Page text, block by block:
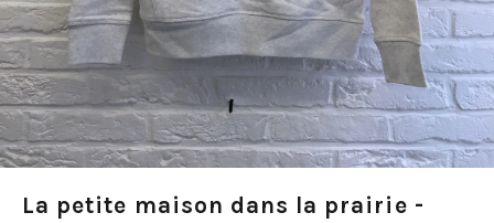
La petite maison dans la prairie -